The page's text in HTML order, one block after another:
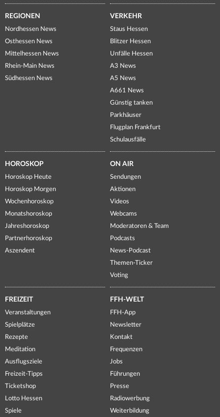
REGIONEN
Nordhessen News
Osthessen News
Mittelhessen News
Rhein-Main News
Südhessen News
VERKEHR
Staus Hessen
Blitzer Hessen
Unfälle Hessen
A3 News
A5 News
A661 News
Günstig tanken
Parkhäuser
Flugplan Frankfurt
Schulausfälle
HOROSKOP
Horoskop Heute
Horoskop Morgen
Wochenhoroskop
Monatshoroskop
Jahreshoroskop
Partnerhoroskop
Aszendent
ON AIR
Sendungen
Aktionen
Videos
Webcams
Moderatoren & Team
Podcasts
News-Podcast
Themen-Ticker
Voting
FREIZEIT
Veranstaltungen
Spielplätze
Rezepte
Meditation
Ausflugsziele
Freizeit-Tipps
Ticketshop
Lotto Hessen
Spiele
FFH-WELT
FFH-App
Newsletter
Kontakt
Frequenzen
Jobs
Führungen
Presse
Radiowerbung
Weiterbildung